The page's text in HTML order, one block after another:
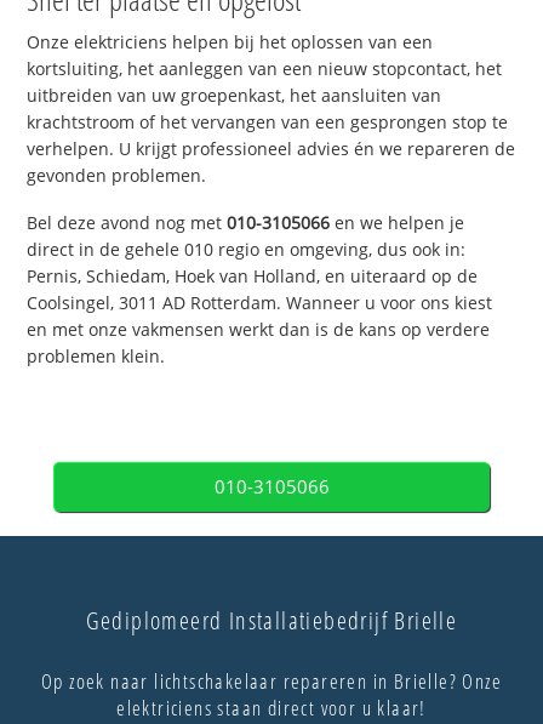
Onze elektriciens helpen bij het oplossen van een
kortsluiting, het aanleggen van een nieuw stopcontact, het
uitbreiden van uw groepenkast, het aansluiten van
krachtstroom of het vervangen van een gesprongen stop te
verhelpen. U krijgt professioneel advies én we repareren de
gevonden problemen.
Bel deze avond nog met010-3105066 en we helpen je
direct in de gehele 010 regio en omgeving, dus ook in:
Pernis, Schiedam, Hoek van Holland, en uiteraard op de
Coolsingel, 3011 AD Rotterdam. Wanneer u voor ons kiest
en met onze vakmensen werkt dan is de kans op verdere
problemen klein.
010-3105066
Gediplomeerd Installatiebedrijf Brielle
Op zoek naar lichtschakelaar repareren in Brielle? Onze
elektriciens staan direct voor u klaar!